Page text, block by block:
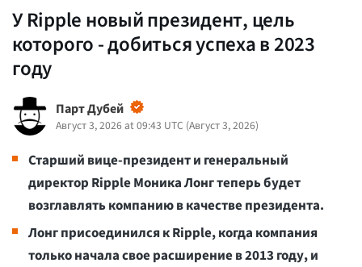
У Ripple новый президент, цель
которого - добиться успеха в 2023
году
Парт Дубей
Август 3, 2026 at 09:43 UTC (Август 3, 2026)
Старший вице-президент и генеральный
директор Ripple Моника Лонг теперь будет
возглавлять компанию в качестве президента.
Лонг присоединился к Ripple, когда компания
только начала свое расширение в 2013 году, и